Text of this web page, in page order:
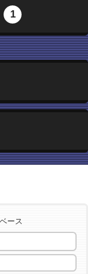
1
ース